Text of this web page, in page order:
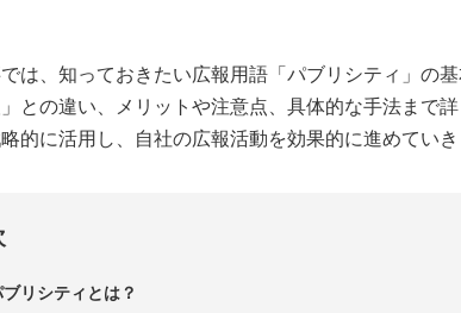
は、知っておきたい広報用語「パブリシティ」の
」との違い、メリットや注意点、具体的な手法まで
的に活用し、自社の広報活動を効果的に進めていき
ブリシティとは？